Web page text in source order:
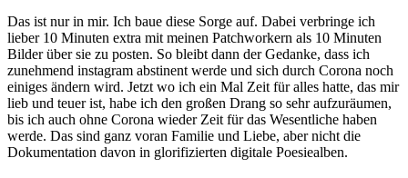
Das ist nur in mir. Ich baue diese Sorge auf. Dabei verbringe ich
lieber 10 Minuten extra mit meinen Patchworkern als 10 Minuten
Bilder über sie zu posten. So bleibt dann der Gedanke, dass ich
zunehmend instagram abstinent werde und sich durch Corona noch
einiges ändern wird. Jetzt wo ich ein Mal Zeit für alles hatte, das mir
lieb und teuer ist, habe ich den großen Drang so sehr aufzuräumen,
bis ich auch ohne Corona wieder Zeit für das Wesentliche haben
werde. Das sind ganz voran Familie und Liebe, aber nicht die
Dokumentation davon in glorifizierten digitale Poesiealben.